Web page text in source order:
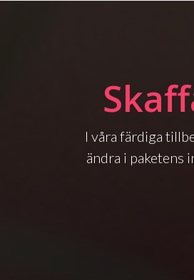
I våra färdiga
ändra i paketens